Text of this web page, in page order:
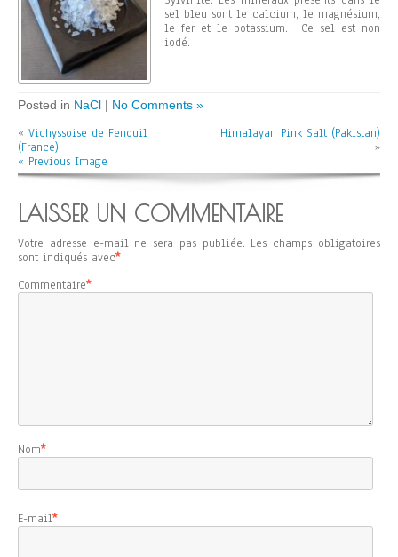
sel bleu sont le calcium, le magnésium,
le fer et le potassium. Ce sel est non
iodé.
Posted in NaCl | No Comments »
« Vichyssoise de Fenouil
(France)
Himalayan Pink Salt (Pakistan)
»
« Previous Image
LAISSER UN COMMENTAIRE
Votre adresse e-mail ne sera pas publiée. Les champs obligatoires
sont indiqués avec*
Commentaire*
Nom*
E-mail*